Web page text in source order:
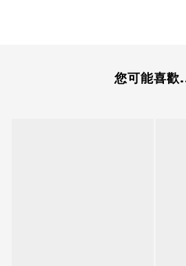
您可能喜歡